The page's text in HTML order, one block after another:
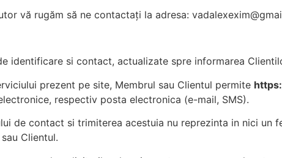
vă rugăm să ne contactați la adresa:
identificare si contact, actualizate spre informarea
prezent pe site, Membrul sau Clientul permite
respectiv posta electronica (e-mail, SMS).
de contact si trimiterea acestuia nu reprezinta in nici un
Clientul.